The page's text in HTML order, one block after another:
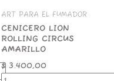
ART PARA EL FUMADOR
CENICERO LION
ROLLING CIRCUS
AMARILLO
$3.400,00